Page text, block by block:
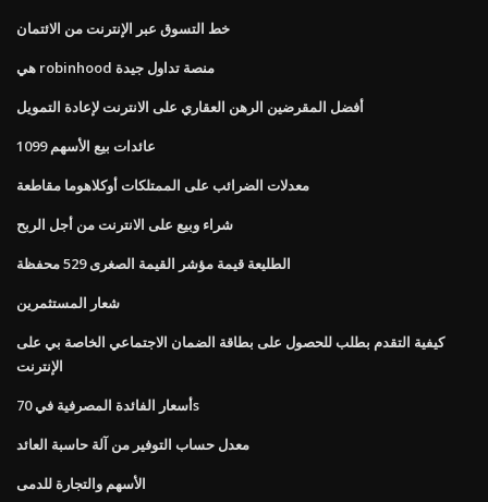
خط التسوق عبر الإنترنت من الائتمان
هي robinhood منصة تداول جيدة
أفضل المقرضين الرهن العقاري على الانترنت لإعادة التمويل
1099 عائدات بيع الأسهم
معدلات الضرائب على الممتلكات أوكلاهوما مقاطعة
شراء وبيع على الانترنت من أجل الربح
الطليعة قيمة مؤشر القيمة الصغرى 529 محفظة
شعار المستثمرين
كيفية التقدم بطلب للحصول على بطاقة الضمان الاجتماعي الخاصة بي على
الإنترنت
أسعار الفائدة المصرفية في 70s
معدل حساب التوفير من آلة حاسبة العائد
الأسهم والتجارة للدمى